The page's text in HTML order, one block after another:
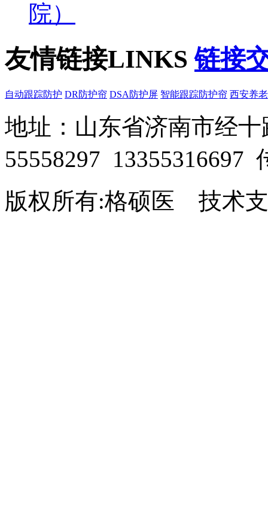
院）
友情链接LINKS 链接
自动跟踪防护 DR防护帘 DSA防护屏 智能跟踪防护帘 西安养
地址：山东省济南市经
55558297 13355316697
版权所有:格硕医 技术